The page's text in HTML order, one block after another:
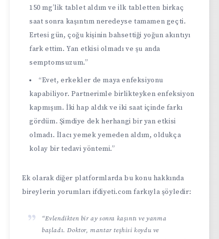
150 mg’lik tablet aldım ve ilk tabletten birkaç
saat sonra kaşıntım neredeyse tamamen geçti.
Ertesi gün, çoğu kişinin bahsettiği yoğun akıntıyı
fark ettim. Yan etkisi olmadı ve şu anda
semptomsuzum.”
“Evet, erkekler de maya enfeksiyonu
kapabiliyor. Partnerimle birlikteyken enfeksiyon
kapmışım. İki hap aldık ve iki saat içinde farkı
gördüm. Şimdiye dek herhangi bir yan etkisi
olmadı. İlacı yemek yemeden aldım, oldukça
kolay bir tedavi yöntemi.”
Ek olarak diğer platformlarda bu konu hakkında
bireylerin yorumları ifdiyeti.com farkıyla şöyledir:
“Evlendikten bir ay sonra kaşıntı ve yanma
başladı. Doktor, mantar teşhisi koydu ve